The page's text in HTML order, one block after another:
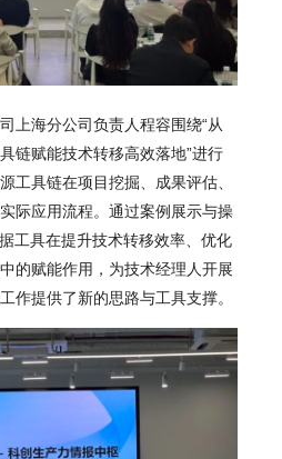
上海分公司负责人程容围绕“从
链赋能技术转移高效落地”进行
工具链在项目挖掘、成果评估、
际应用流程。通过案例展示与操
工具在提升技术转移效率、优化
的赋能作用，为技术经理人开展
作提供了新的思路与工具支撑。